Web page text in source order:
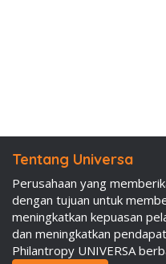
Tentang Universa
Perusahaan yang
dengan tujuan untuk
meningkatkan kepuasan
dan meningkatkan
Philantropy UNIVERSA